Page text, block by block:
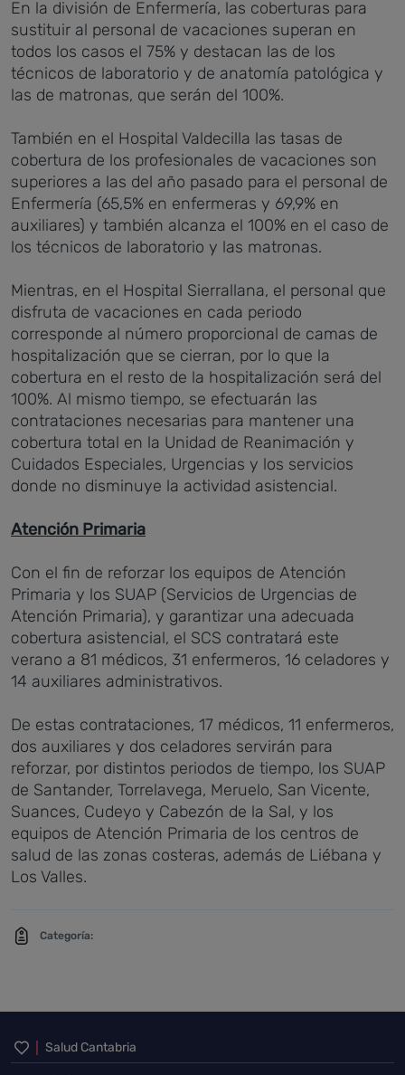
En la división de Enfermería, las coberturas para
sustituir al personal de vacaciones superan en
todos los casos el 75% y destacan las de los
técnicos de laboratorio y de anatomía patológica y
las de matronas, que serán del 100%.
También en el Hospital Valdecilla las tasas de
cobertura de los profesionales de vacaciones son
superiores a las del año pasado para el personal de
Enfermería (65,5% en enfermeras y 69,9% en
auxiliares) y también alcanza el 100% en el caso de
los técnicos de laboratorio y las matronas.
Mientras, en el Hospital Sierrallana, el personal que
disfruta de vacaciones en cada periodo
corresponde al número proporcional de camas de
hospitalización que se cierran, por lo que la
cobertura en el resto de la hospitalización será del
100%. Al mismo tiempo, se efectuarán las
contrataciones necesarias para mantener una
cobertura total en la Unidad de Reanimación y
Cuidados Especiales, Urgencias y los servicios
donde no disminuye la actividad asistencial.
Atención Primaria
Con el fin de reforzar los equipos de Atención
Primaria y los SUAP (Servicios de Urgencias de
Atención Primaria), y garantizar una adecuada
cobertura asistencial, el SCS contratará este
verano a 81 médicos, 31 enfermeros, 16 celadores y
14 auxiliares administrativos.
De estas contrataciones, 17 médicos, 11 enfermeros,
dos auxiliares y dos celadores servirán para
reforzar, por distintos periodos de tiempo, los SUAP
de Santander, Torrelavega, Meruelo, San Vicente,
Suances, Cudeyo y Cabezón de la Sal, y los
equipos de Atención Primaria de los centros de
salud de las zonas costeras, además de Liébana y
Los Valles.
Categoría:
Inicio del pie de página
Salud Cantabria